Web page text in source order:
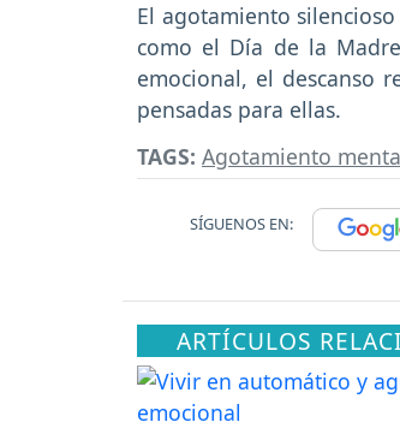
El agotamiento
como el Día de la
emocional, el descanso
pensadas para ellas.
TAGS: Agotamiento
SÍGUENOS EN:
ARTÍCULOS